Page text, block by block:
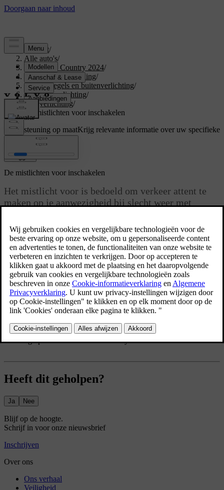
Support/
Alle auto's/
V60 Cross Country 2024/
Gebruikershandleiding/
Zicht, spiegels en buitenverlichting/
Exterieurverlichting/
Rijverlichting/
De mistlichten voor inschakelen
Ondersteuning op maatKrijg relevante informatie over uw specifieke
auto.
Inloggen
Bijgewerkt 02-07-2025
De mistlichten voor inschakelen
Het mistlicht voor is bedoeld om verkeer attent te
maken op je aanwezigheid bij slecht weer met
Je moet het mistlicht voor handmatig inschakelen met de knop op de
linkerstuurhendel.
Druk op de knop met het symbool voor het mistlicht voor
op de linkerstuurhendel om het mistlicht voor aan of uit te zetten.
Het symbool voor het mistlicht voor wordt op het
bestuurdersdisplay weergegeven en geeft aan dat het mistlicht
voor actief is.
Het mistlicht voor wordt automatisch uitgeschakeld als je de
draairing op de linkerhendel naar het symbool 0 draait.
Heeft dit geholpen?
Ja Nee